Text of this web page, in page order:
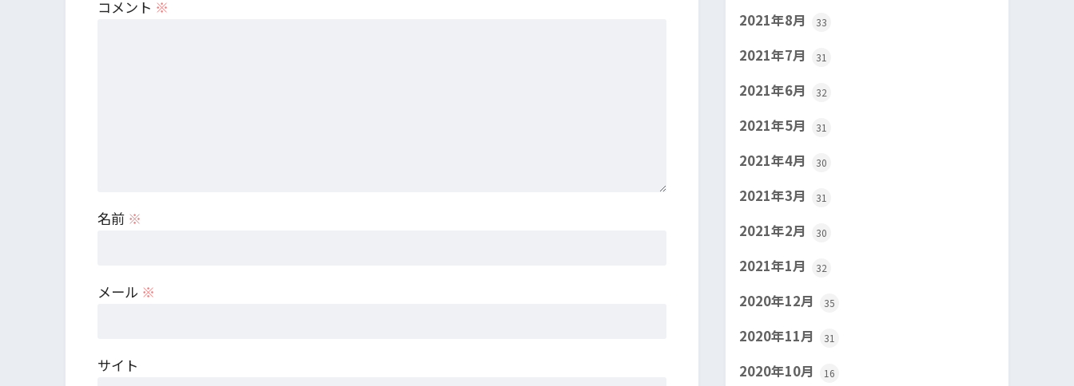
コメント ※
名前 ※
メール ※
サイト
2021年8月 33
2021年7月 31
2021年6月 32
2021年5月 31
2021年4月 30
2021年3月 31
2021年2月 30
2021年1月 32
2020年12月 35
2020年11月 31
2020年10月 16